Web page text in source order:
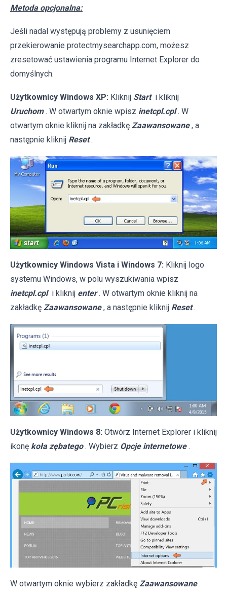
Metoda opcjonalna:
Jeśli nadal występują problemy z usunięciem
przekierowanie protectmysearchapp.com, możesz
zresetować ustawienia programu Internet Explorer do
domyślnych.
Użytkownicy Windows XP: Kliknij Start i kliknij
Uruchom . W otwartym oknie wpisz inetcpl.cpl . W
otwartym oknie kliknij na zakładkę Zaawansowane , a
następnie kliknij Reset .
Użytkownicy Windows Vista i Windows 7: Kliknij logo
systemu Windows, w polu wyszukiwania wpisz
inetcpl.cpl i kliknij enter . W otwartym oknie kliknij na
zakładkę Zaawansowane , a następnie kliknij Reset .
Użytkownicy Windows 8: Otwórz Internet Explorer i kliknij
ikonę koła zębatego . Wybierz Opcje internetowe .
W otwartym oknie wybierz zakładkę Zaawansowane .